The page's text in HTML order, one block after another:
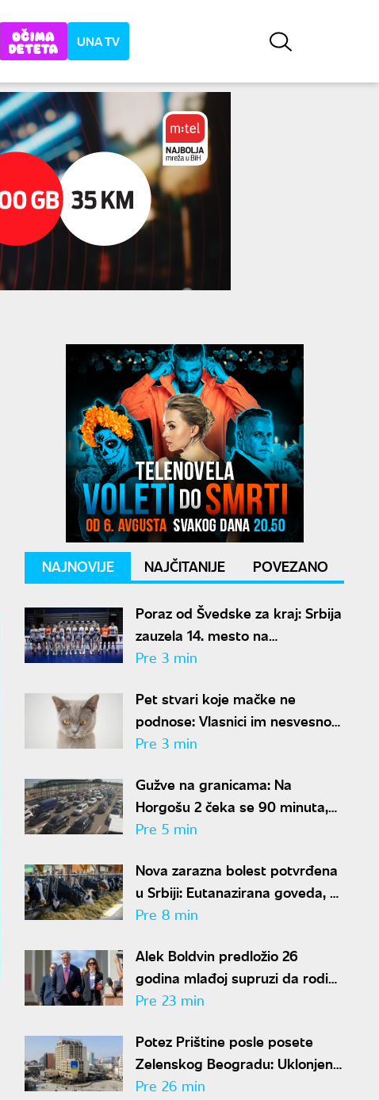
UNA TV
NAJNOVIJE NAJČITANIJE POVEZANO
Poraz od Švedske za kraj: Srbija
zauzela 14. mesto na
Evropskom prvenstvu u
Pre 3 min
Pet stvari koje mačke ne
podnose: Vlasnici im nesvesno
priređuju stres
Pre 3 min
Gužve na granicama: Na
Horgošu 2 čeka se 90 minuta,
evo kakvo je stanje na ostalim
Pre 5 min
Nova zarazna bolest potvrđena
u Srbiji: Eutanazirana goveda, u
opasnosti i ljudi
Pre 8 min
Alek Boldvin predložio 26
godina mlađoj supruzi da rodi
osmo dete: Njena reakcija je hit
Pre 23 min
Potez Prištine posle posete
Zelenskog Beogradu: Uklonjena
velika zastava Ukrajine
Pre 26 min